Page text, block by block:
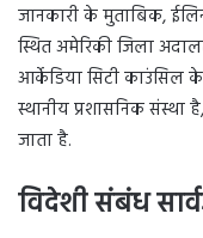
जानकारी के मुताबिक,
स्थित अमेरिकी जिला
आर्केडिया सिटी काउंसिल
स्थानीय प्रशासनिक संस्था
जाता है.
विदेशी संबंध